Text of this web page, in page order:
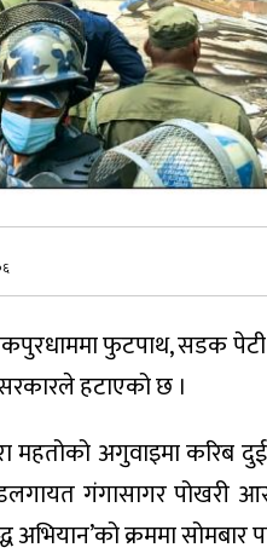
फुटपाथ, सडक
हटाएको छ ।
महतोको अगुवाइमा करिब
रोडलगायत गंगासागर
क्रममा सोमबार